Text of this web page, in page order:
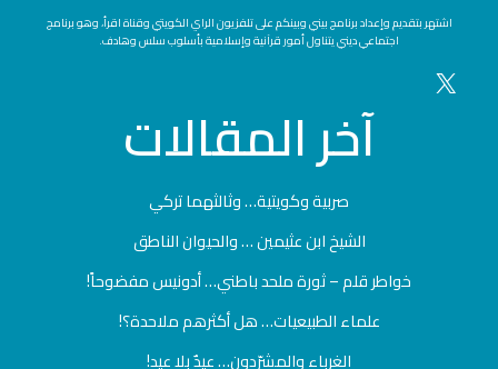
اشتهر بتقديم وإعداد برنامج بيني وبينكم على تلفزيون الراي الكويتي وقناة اقرأ، وهو برنامج
اجتماعي ديني يتناول أمور قرآنية وإسلامية بأسلوب سلس وهادف.
آخرالمقالات
صربية وكويتية… وثالثهما تركي
الشيخ ابن عثيمين … والحيوان الناطق
خواطر قلم – ثورة ملحد باطني… أدونيس مفضوحاً!
علماء الطبيعيات… هل أكثرهم ملاحدة؟!
الغرباء والمشرّدون… عيدٌ بلا عيد!